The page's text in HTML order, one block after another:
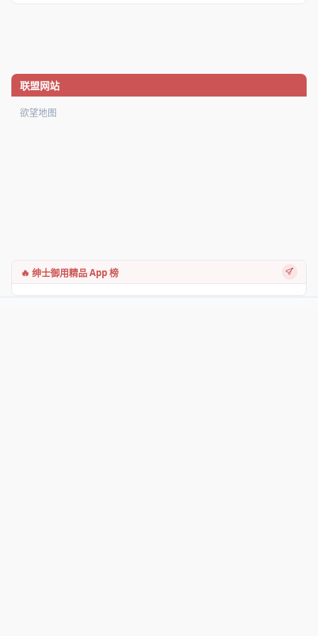
联盟网站
欲望地图
🔥 绅士御用精品 App 榜